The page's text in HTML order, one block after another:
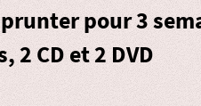
pour 3
2 CD et 2 DVD